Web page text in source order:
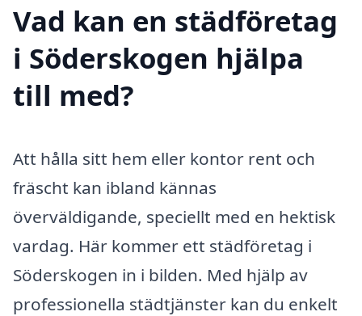
Vad kan en städföretag
i Söderskogen hjälpa
till med?
Att hålla sitt hem eller kontor rent och
fräscht kan ibland kännas
överväldigande, speciellt med en hektisk
vardag. Här kommer ett städföretag i
Söderskogen in i bilden. Med hjälp av
professionella städtjänster kan du enkelt